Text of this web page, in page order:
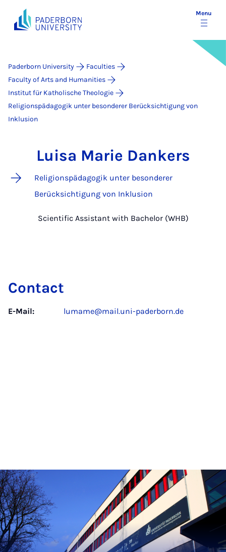
Menu
Paderborn University
Faculties
Faculty of Arts and Humanities
Institut für Katholische Theologie
Religionspädagogik unter besonderer Berücksichtigung von
Inklusion
Luisa Marie Dankers
Religionspädagogik unter besonderer
Berücksichtigung von Inklusion
Scientific Assistant with Bachelor (WHB)
Contact
E-Mail: lumame@mail.uni-paderborn.de